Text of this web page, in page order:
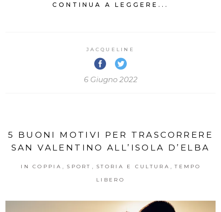
CONTINUA A LEGGERE...
JACQUELINE
6 Giugno 2022
5 BUONI MOTIVI PER TRASCORRERE
SAN VALENTINO ALL’ISOLA D’ELBA
IN COPPIA SPORT STORIA E CULTURA TEMPO
LIBERO